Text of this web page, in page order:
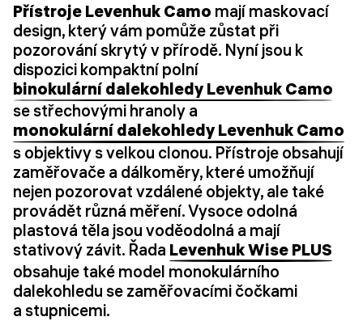
Přístroje Levenhuk Camo mají maskovací
design, který vám pomůže zůstat při
pozorování skrytý v přírodě. Nyní jsou k
dispozici kompaktní polní
binokulární dalekohledy Levenhuk Camo
se střechovými hranoly a
monokulární dalekohledy Levenhuk Camo
s objektivy s velkou clonou. Přístroje obsahují
zaměřovače a dálkoměry, které umožňují
nejen pozorovat vzdálené objekty, ale také
provádět různá měření. Vysoce odolná
plastová těla jsou voděodolná a mají
stativový závit. Řada Levenhuk Wise PLUS
obsahuje také model monokulárního
dalekohledu se zaměřovacími čočkami
a stupnicemi.